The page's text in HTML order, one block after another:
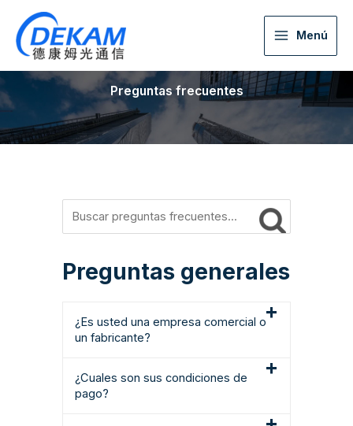
Menú
Preguntas frecuentes
Preguntas generales
¿Es usted una empresa comercial o
un fabricante?
¿Cuales son sus condiciones de
pago?